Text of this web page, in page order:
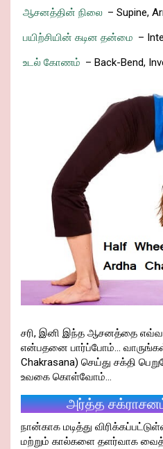
ஆசனத்தின் நிலை – Supine,
பயிற்சியின் கடின தன்மை –
உடல் கோணம் – Back-Bend,
சரி, இனி இந்த ஆசனத்தை
என்பதனை பார்ப்போம்…
Chakrasana) செய்து சக்தி
உவகை கொள்வோம்…
அர்த்த
நான்காக மடித்து
மற்றும் கால்களை தளர்வாக